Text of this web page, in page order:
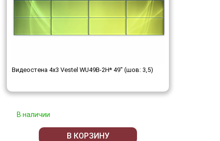
Видеостена 4x3 Vestel WU49B-2H* 49" (шов: 3,5)
В наличии
В КОРЗИНУ